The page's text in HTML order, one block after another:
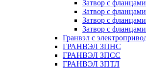
Затвор с
Затвор с
Затвор с
Затвор с
Гранвэл с
ГРАНВЭЛ ЗПНС
ГРАНВЭЛ ЗПСС
ГРАНВЭЛ ЗПТЛ